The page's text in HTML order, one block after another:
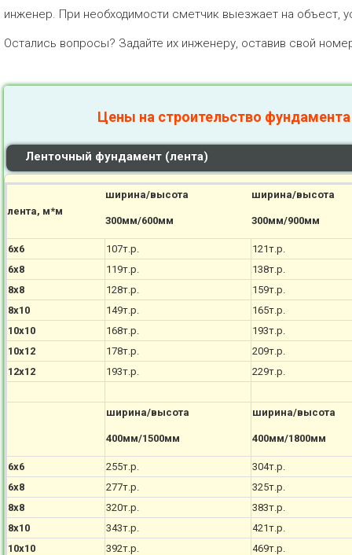
инженер. При необходимости сметчик выезжает на объест,
Остались вопросы? Задайте их инженеру, оставив свой
Цены на строительство
Ленточный фундамент (лента)
лента, м*м
ширина/высота
300мм/600мм
ширина/высота
300мм/900мм
6х6 107т.р.
121т.р.
6х8
119т.р.
138т.р.
8х8
128т.р.
159т.р.
8х10
149т.р.
165т.р.
10х10
168т.р.
193т.р.
10х12
178т.р.
209т.р.
12х12
193т.р. 229т.р.
ширина/высота
400мм/1500мм
ширина/высота
400мм/1800мм
6х6 255т.р.
304т.р.
6х8
277т.р.
325т.р.
8х8
320т.р.
383т.р.
8х10
343т.р.
421т.р.
10х10
392т.р.
469т.р.